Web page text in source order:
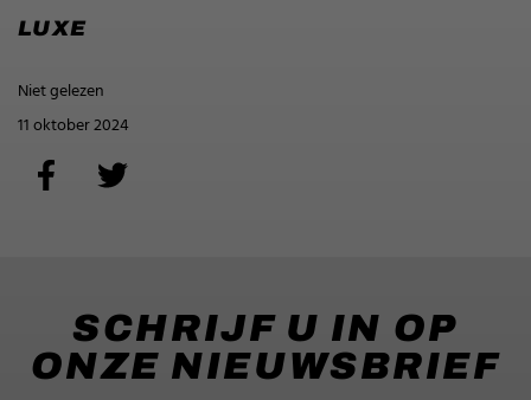
LUXE
Niet gelezen
11 oktober 2024
SCHRIJF U IN OP
ONZE NIEUWSBRIEF